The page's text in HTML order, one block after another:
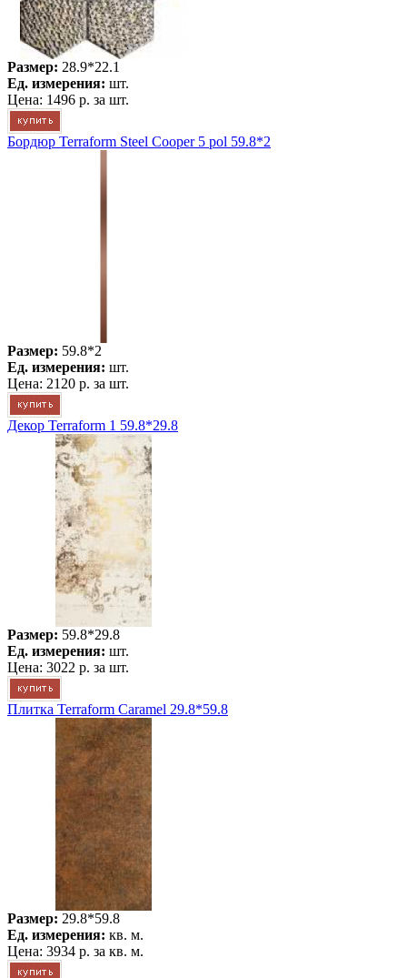
Размер: 28.9*22.1
Ед. измерения: шт.
Цена: 1496 р. за шт.
Бордюр Terraform Steel Cooper 5 pol 59.8*2
Размер: 59.8*2
Ед. измерения: шт.
Цена: 2120 р. за шт.
Декор Terraform 1 59.8*29.8
Размер: 59.8*29.8
Ед. измерения: шт.
Цена: 3022 р. за шт.
Плитка Terraform Caramel 29.8*59.8
Размер: 29.8*59.8
Ед. измерения: кв. м.
Цена: 3934 р. за кв. м.